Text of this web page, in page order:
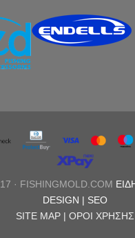
· FISHINGMOLD.COM
DESIGN | SEO
SITE MAP | ΟΡΟΙ ΧΡΗΣΗΣ